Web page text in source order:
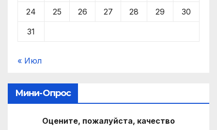
24 25 26 27 28 29 30
31
« Июл
Мини-Опрос
Оцените, пожалуйста, качество